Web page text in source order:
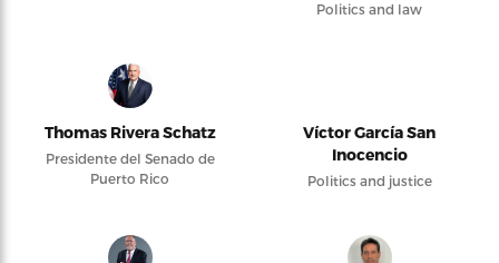
Politics and law
Thomas Rivera Schatz
Presidente del Senado de
Puerto Rico
Víctor García San
Inocencio
Politics and justice